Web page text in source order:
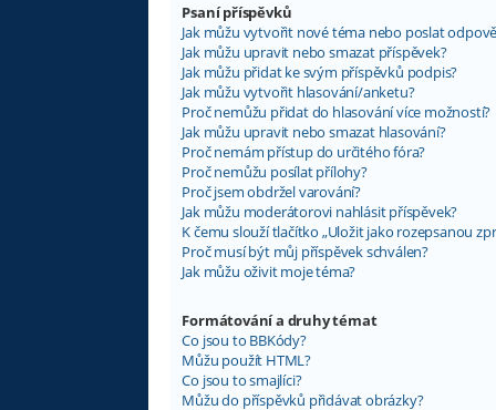
Psaní příspěvků
Jak můžu vytvořit nové téma nebo poslat
Jak můžu upravit nebo smazat příspěvek?
Jak můžu přidat ke svým příspěvků podpis?
Jak můžu vytvořit hlasování/anketu?
Proč nemůžu přidat do hlasování více možností?
Jak můžu upravit nebo smazat hlasování?
Proč nemám přístup do určitého fóra?
Proč nemůžu posílat přílohy?
Proč jsem obdržel varování?
Jak můžu moderátorovi nahlásit příspěvek?
K čemu slouží tlačítko „Uložit jako rozepsanou
Proč musí být můj příspěvek schválen?
Jak můžu oživit moje téma?
Formátování a druhy témat
Co jsou to BBKódy?
Můžu použít HTML?
Co jsou to smajlíci?
Můžu do příspěvků přidávat obrázky?